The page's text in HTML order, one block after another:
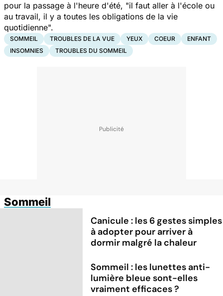
pour la passage à l'heure d'été, "il faut aller à l'école ou
au travail, il y a toutes les obligations de la vie
quotidienne".
SOMMEIL TROUBLES DE LA VUE YEUX COEUR
ENFANT
INSOMNIES
TROUBLES DU SOMMEIL
Sommeil
Canicule : les 6 gestes simples
à adopter pour arriver à
dormir malgré la chaleur
Sommeil : les lunettes anti-
lumière bleue sont-elles
vraiment efficaces ?